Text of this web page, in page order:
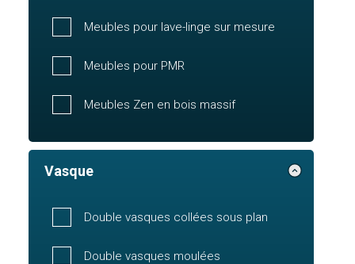
Meubles pour lave-linge sur mesure
Meubles pour PMR
Meubles Zen en bois massif
Vasque
Double vasques collées sous plan
Double vasques moulées